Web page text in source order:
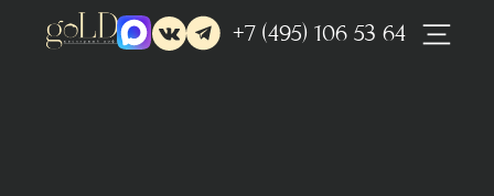
+7 (495) 106 53 64